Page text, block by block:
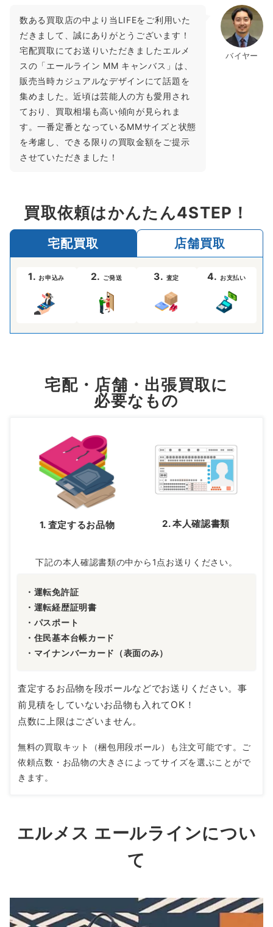
バイヤー
数ある買取店の中より当LIFEをご利用いた
だきまして、誠にありがとうございます！
宅配買取にてお送りいただきましたエルメ
スの「エールライン MM キャンバス」は、
販売当時カジュアルなデザインにて話題を
集めました。近頃は芸能人の方も愛用され
ており、買取相場も高い傾向が見られま
す。一番定番となっているMMサイズと状態
を考慮し、できる限りの買取金額をご提示
させていただきました！
買取依頼はかんたん4STEP！
宅配買取 店舗買取
1.お申込み 2. ご発送 3. 査定 4. お支払い
宅配・店舗・出張買取に
必要なもの
1. 査定するお品物 2. 本人確認書類
下記の本人確認書類の中から1点お送りください。
・運転免許証
・運転経歴証明書
・パスポート
・住民基本台帳カード
・マイナンバーカード（表面のみ）
査定するお品物を段ボールなどでお送りください。事
前見積をしていないお品物も入れてOK！
点数に上限はございません。
無料の買取キット（梱包用段ボール）も注文可能です。ご
依頼点数・お品物の大きさによってサイズを選ぶことがで
きます。
エルメス エールラインについ
て